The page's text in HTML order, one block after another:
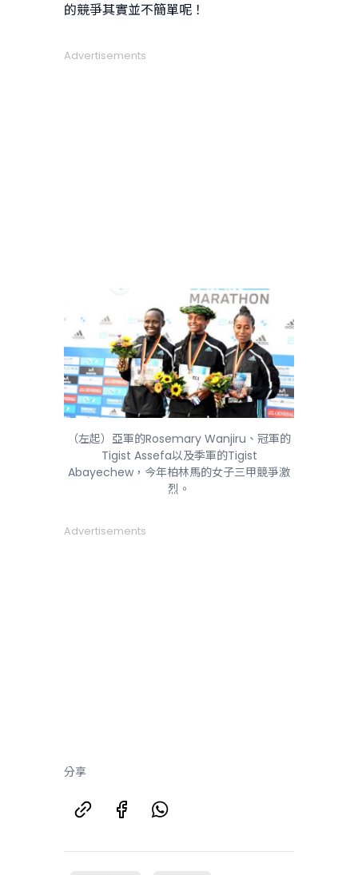
的競爭其實並不簡單呢！
Advertisements
（左起）亞軍的Rosemary Wanjiru、冠軍的
Tigist Assefa以及季軍的Tigist
Abayechew，今年柏林馬的女子三甲競爭激
烈。
Advertisements
分享